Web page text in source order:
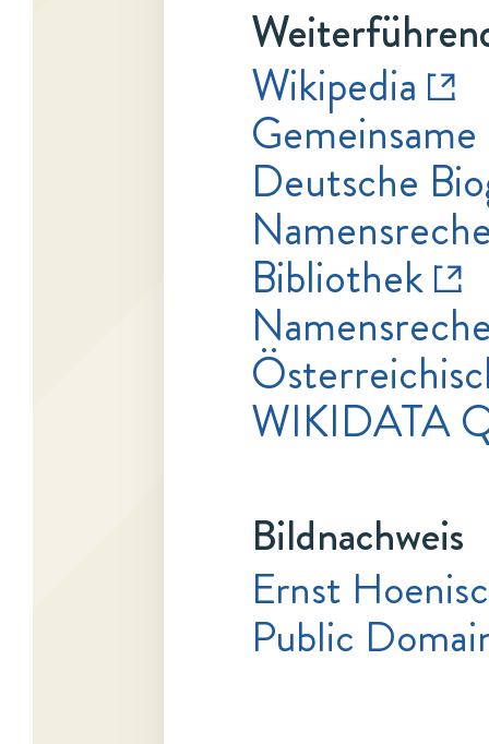
Wikipedia
Deutsche
Bibliothek
WIKIDATA
Bildnachweis
Ernst
Public